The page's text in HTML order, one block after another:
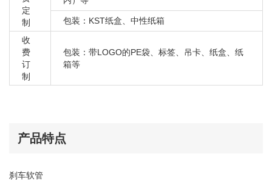
大众 CC 991 2013-2018
大众 CC 进口2009-2011
大众 POLO CROSS 2007-2010
大众 POLO 劲情 2006-2010
大众 POLO 劲取 2006-2011
大众 甲壳虫 1999-2010
定
制
包装：KST纸盒、中性纸箱
收
费
订
制
包装：带LOGO的PE袋、标签、吊卡、纸盒、纸
箱等
产品特点
刹车软管